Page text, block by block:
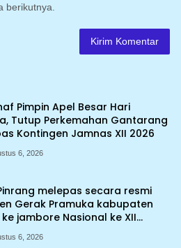
berikutnya.
Pimpin Apel Besar Hari
Tutup Perkemahan Gantarang
Kontingen Jamnas XII 2026
6, 2026
melepas secara resmi
Gerak Pramuka kabupaten
jambore Nasional ke XII
Cibubur
6, 2026